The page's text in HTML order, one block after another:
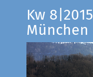
Kw
München